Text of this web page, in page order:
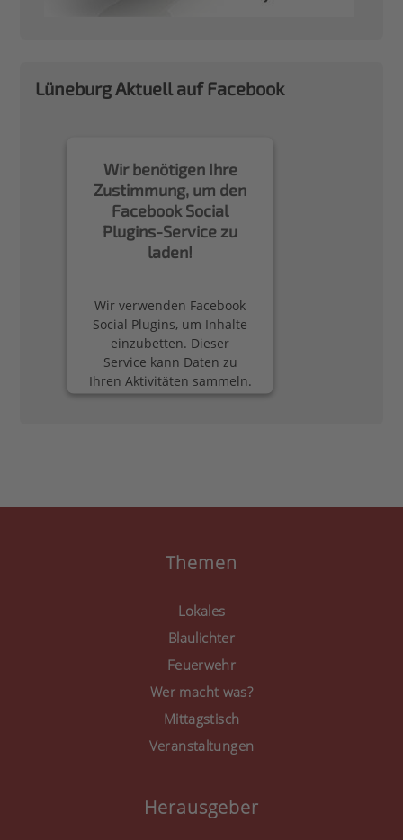
Lüneburg Aktuell auf Facebook
Wir benötigen Ihre
Zustimmung, um den
Facebook Social
Plugins-Service zu
laden!
Wir verwenden Facebook
Social Plugins, um Inhalte
einzubetten. Dieser
Service kann Daten zu
Ihren Aktivitäten sammeln.
Bitte lesen Sie die Details
Mehr Informationen
Akzeptieren
Consent Management
Themen
Lokales
Blaulichter
Feuerwehr
Wer macht was?
Mittagstisch
Veranstaltungen
Herausgeber